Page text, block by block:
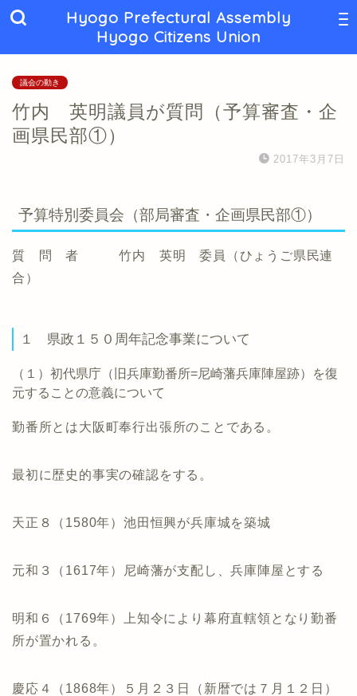
Hyogo Prefectural Assembly
Hyogo Citizens Union
議会の動き
竹内 英明議員が質問（予算審査・企
画県民部①）
2017年3月7日
予算特別委員会（部局審査・企画県民部①）
質 問 者 竹内 英明 委員（ひょうご県民連
合）
１ 県政１５０周年記念事業について
（１）初代県庁（旧兵庫勤番所=尼崎藩兵庫陣屋跡）を復
元することの意義について
勤番所とは大阪町奉行出張所のことである。
最初に歴史的事実の確認をする。
天正８（1580年）池田恒興が兵庫城を築城
元和３（1617年）尼崎藩が支配し、兵庫陣屋とする
明和６（1769年）上知令により幕府直轄領となり勤番
所が置かれる。
慶応４（1868年）５月２３日（新暦では７月１２日）